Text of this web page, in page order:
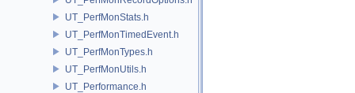
UT_PerfMonStats.h
UT_PerfMonTimedEvent.h
UT_PerfMonTypes.h
UT_PerfMonUtils.h
UT_Performance.h